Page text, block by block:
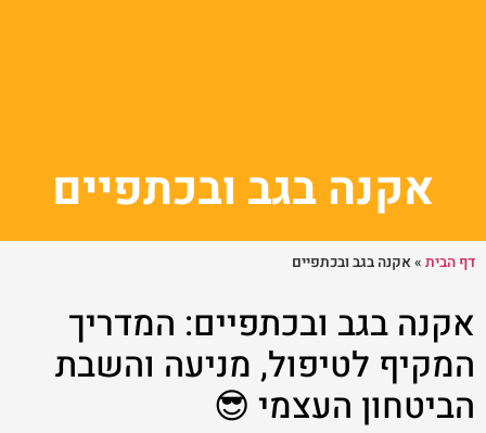
אקנה בגב ובכתפיים
דף הבית »אקנה בגב ובכתפיים
אקנה בגב ובכתפיים: המדריך
המקיף לטיפול, מניעה והשבת
הביטחון העצמי 😎